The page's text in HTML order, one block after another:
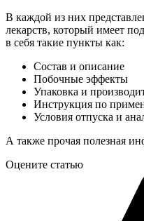
В каждой из них
лекарств, который имеет
в себя такие пункты как:
Состав и описание
Побочные эффекты
Упаковка и
Инструкция по
Условия отпуска и
А также прочая полезная
Оцените статью